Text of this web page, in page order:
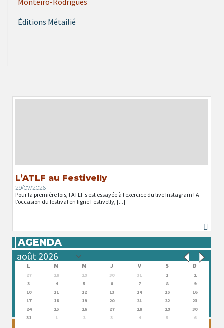
Éditions Métailié
L’ATLF au Festivelly
29/07/2026
Pour la première fois, l’ATLF s’est essayée à l’exercice du live Instagram ! A
l’occasion du festival en ligne Festivelly, [...]
AGENDA
L M M J V S D
27 28 29 30 31 1
2
3
4 5 6 7 8
9
10
11 12 13 14 15
16
17
18 19 20 21 22
23
24
25 26 27 28 29
30
31
1 2 3 4 5 6